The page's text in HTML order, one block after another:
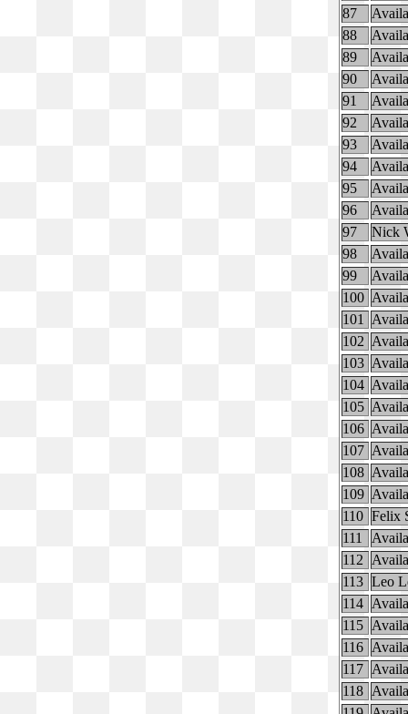
87
88
89
90
91
92
93
94
95
96
97
Nick
98
99
100
101
102
103
104
105
106
107
108
109
110 Felix
111
112
113 Leo
114
115
116
117
118